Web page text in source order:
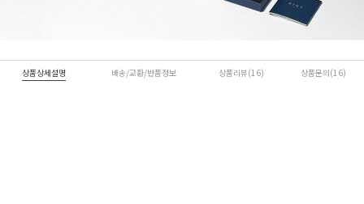
상품상세설명 배송/교환/반품정보 상품리뷰(16) 상품문의(16)